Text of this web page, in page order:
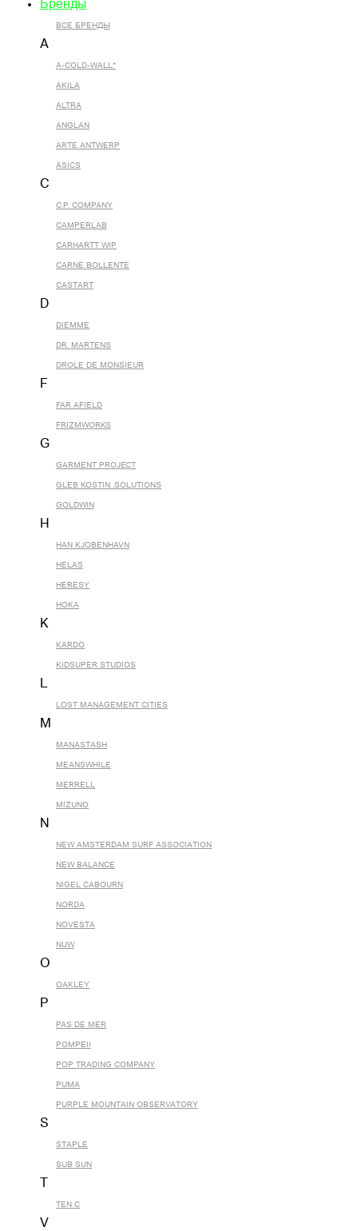
Бренды
ВСЕ БРЕНДЫ
A
A-COLD-WALL*
AKILA
ALTRA
ANGLAN
ARTE ANTWERP
ASICS
C
C.P. COMPANY
CAMPERLAB
CARHARTT WIP
CARNE BOLLENTE
CASTART
D
DIEMME
DR. MARTENS
DROLE DE MONSIEUR
F
FAR AFIELD
FRIZMWORKS
G
GARMENT PROJECT
GLEB KOSTIN .SOLUTIONS
GOLDWIN
H
HAN KJOBENHAVN
HELAS
HERESY
HOKA
K
KARDO
KIDSUPER STUDIOS
L
LOST MANAGEMENT CITIES
M
MANASTASH
MEANSWHILE
MERRELL
MIZUNO
N
NEW AMSTERDAM SURF ASSOCIATION
NEW BALANCE
NIGEL CABOURN
NORDA
NOVESTA
NUW
O
OAKLEY
P
PAS DE MER
POMPEII
POP TRADING COMPANY
PUMA
PURPLE MOUNTAIN OBSERVATORY
S
STAPLE
SUB SUN
TEN C
V